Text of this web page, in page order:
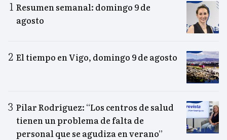
Resumen semanal: domingo 9 de
agosto
El tiempo en Vigo, domingo 9 de agosto
Pilar Rodríguez: “Los centros de salud
tienen un problema de falta de
personal que se agudiza en verano”